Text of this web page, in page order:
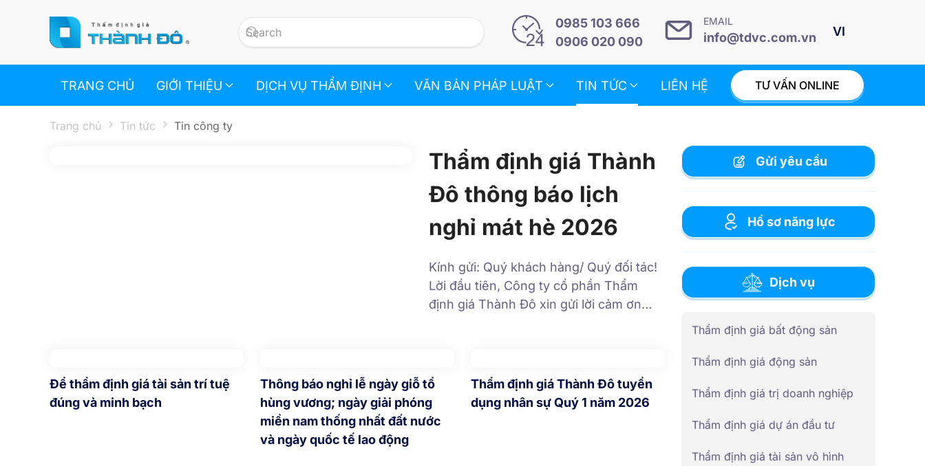
Skip to main content
0985 103 666
0906 020 090
EMAIL
info@tdvc.com.vn
TRANG CHỦ GIỚI THIỆU DỊCH VỤ THẨM ĐỊNH VĂN BẢN PHÁP LUẬT TIN TỨC LIÊN HỆ TƯ VẤN ONLINE
Trang chủ Tin tức Tin công ty
Thẩm định giá Thành
Đô thông báo lịch
nghỉ mát hè 2026
Kính gửi: Quý khách hàng/ Quý đối tác!
Lời đầu tiên, Công ty cổ phần Thẩm
định giá Thành Đô xin gửi lời cảm ơn
phần Thẩm định giá Thành Đô […]
Để thẩm định giá tài sản trí tuệ
đúng và minh bạch
Thông báo nghỉ lễ ngày giỗ tổ
hùng vương; ngày giải phóng
miền nam thống nhất đất nước
và ngày quốc tế lao động
Thẩm định giá Thành Đô tuyển
dụng nhân sự Quý 1 năm 2026
Gửi yêu cầu
Hồ sơ năng lực
Dịch vụ
Thẩm định giá bất động sản
Thẩm định giá động sản
Thẩm định giá trị doanh nghiệp
Thẩm định giá dự án đầu tư
Thẩm định giá tài sản vô hình